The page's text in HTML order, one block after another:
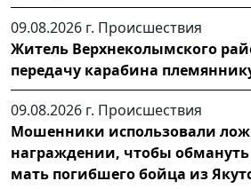
09.08.2026 г. Происшествия
Житель Верхнеколымского
передачу карабина
09.08.2026 г. Происшествия
Мошенники использовали
награждении, чтобы
мать погибшего бойца из